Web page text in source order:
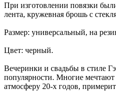
При изготовлении повязки
лента, кружевная брошь с
Размер: универсальный, на
Цвет: черный.
Вечеринки и свадьбы в стиле
популярности. Многие мечтают
атмосферу 20-х годов,